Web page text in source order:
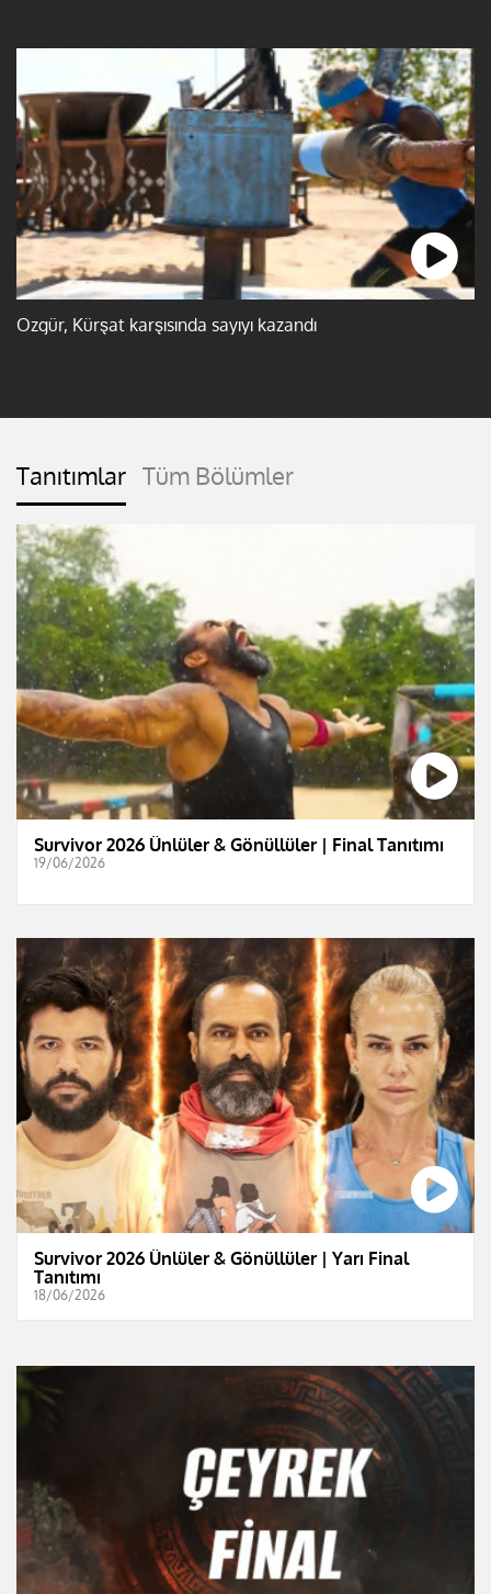
Özgür, Kürşat karşısında sayıyı kazandı
Tanıtımlar Tüm Bölümler
Survivor 2026 Ünlüler & Gönüllüler | Final Tanıtımı
19/06/2026
Survivor 2026 Ünlüler & Gönüllüler | Yarı Final
Tanıtımı
18/06/2026